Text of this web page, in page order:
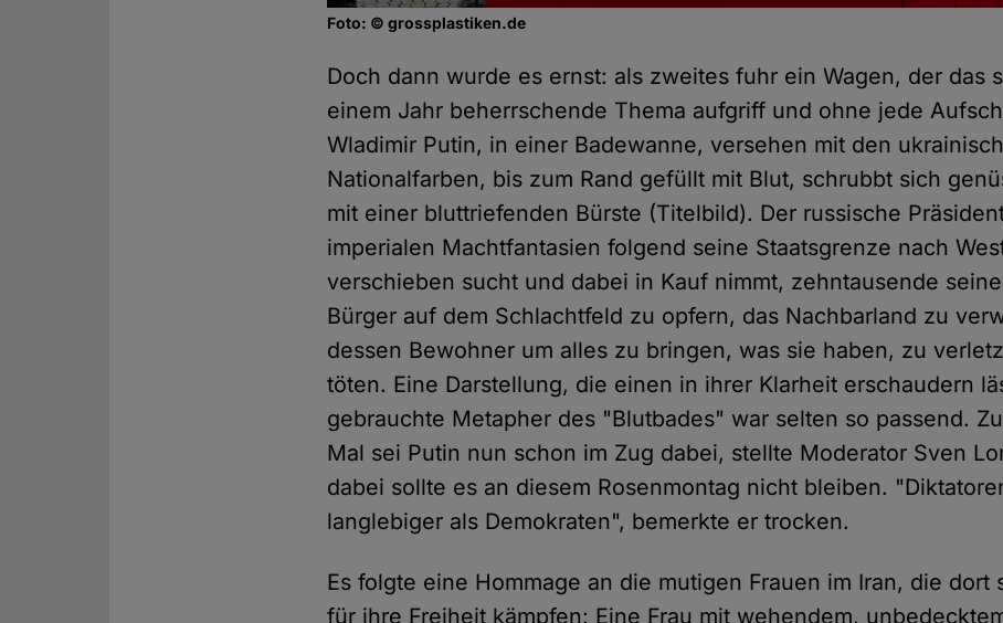
Foto: © grossplastiken.de
Doch dann wurde es ernst: als zweites fuhr ein Wagen, der das
einem Jahr beherrschende Thema aufgriff und ohne jede
Wladimir Putin, in einer Badewanne, versehen mit den
Nationalfarben, bis zum Rand gefüllt mit Blut, schrubbt sich
mit einer bluttriefenden Bürste (Titelbild). Der russische
imperialen Machtfantasien folgend seine Staatsgrenze nach
verschieben sucht und dabei in Kauf nimmt, zehntausende
Bürger auf dem Schlachtfeld zu opfern, das Nachbarland zu
dessen Bewohner um alles zu bringen, was sie haben, zu
töten. Eine Darstellung, die einen in ihrer Klarheit erschaudern
gebrauchte Metapher des "Blutbades" war selten so passend.
Mal sei Putin nun schon im Zug dabei, stellte Moderator Sven
dabei sollte es an diesem Rosenmontag nicht bleiben.
langlebiger als Demokraten", bemerkte er trocken.
Es folgte eine Hommage an die mutigen Frauen im Iran, die dort
für ihre Freiheit kämpfen: Eine Frau mit wehendem,